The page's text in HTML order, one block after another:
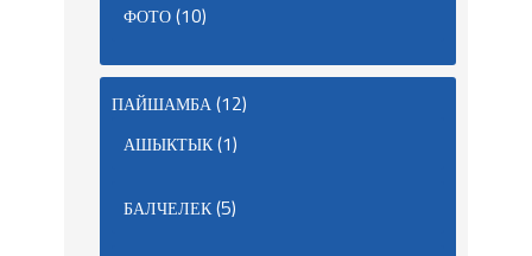
ФОТО(10)
ПАЙШАМБА(12)
АШЫКТЫК(1)
БАЛЧЕЛЕК(5)